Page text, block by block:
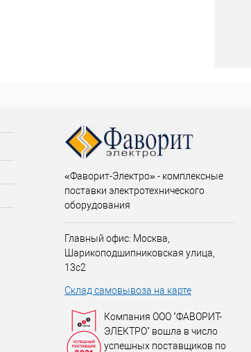
«Фаворит-Электро» - комплексные
поставки электротехнического
оборудования
Главный офис: Москва,
Шарикоподшипниковская улица,
13с2
Склад самовывоза на карте
Компания ООО "ФАВОРИТ-
ЭЛЕКТРО" вошла в число
успешных поставщиков по